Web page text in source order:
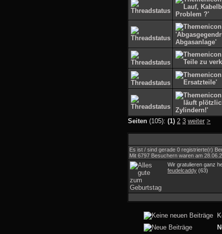
Seiten (105): (1) 2 3 weiter >
Es ist / sind gerade 0 registrierte(r)
Mit 6797 Besuchern waren am
Wir gratulieren ganz
feudelcaddy (63)